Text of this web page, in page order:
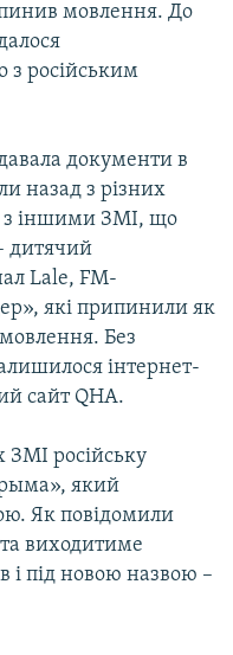
мовлення. До
з російським
документи в
назад з різних
з іншими ЗМІ, що
дитячий
Lale, FM-
які припинили як
Без
інтернет-
сайт QHA.
російську
який
Як повідомили
виходитиме
і під новою назвою –